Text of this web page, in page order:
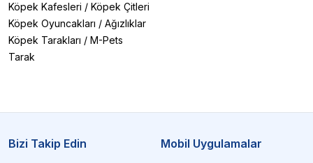
Köpek Kafesleri / Köpek Çitleri
Köpek Oyuncakları / Ağızlıklar
Köpek Tarakları / M-Pets
Tarak
Bizi Takip Edin Mobil Uygulamalar